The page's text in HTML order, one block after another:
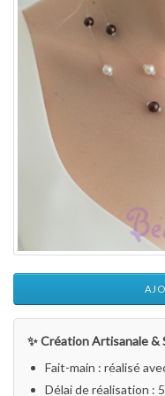
✨ Création Artisanale &
Fait-main : réalisé
Délai de réalisation :